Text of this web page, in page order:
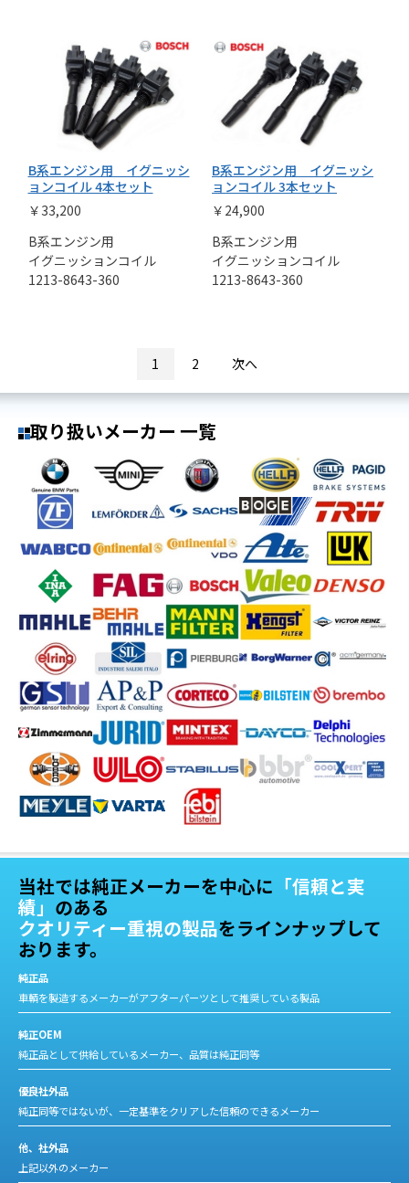
B系エンジン用 イグニッシ
ョンコイル 4本セット
￥33,200
B系エンジン用
イグニッションコイル
1213-8643-360
B系エンジン用 イグニッシ
ョンコイル 3本セット
￥24,900
B系エンジン用
イグニッションコイル
1213-8643-360
1 2 次へ
取り扱いメーカー 一覧
当社では純正メーカーを中心に 「信頼と実
績」 のある
クオリティー重視の製品をラインナップして
おります。
純正品
車輌を製造するメーカーがアフターパーツとして推奨している製品
純正OEM
純正品として供給しているメーカー、品質は純正同等
優良社外品
純正同等ではないが、一定基準をクリアした信頼のできるメーカー
他、社外品
上記以外のメーカー